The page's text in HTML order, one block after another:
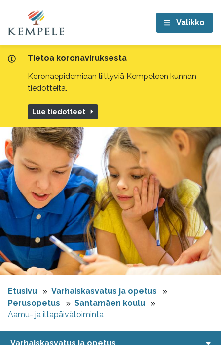
Tietoa koronaviruksesta
Koronaepidemiaan liittyviä Kempeleen kunnan
tiedotteita.
Lue tiedotteet
Valikko
Etusivu
Varhaiskasvatus ja opetus
Perusopetus
Santamäen koulu
Aamu- ja iltapäivätoiminta
Varhaiskasvatus ja opetus